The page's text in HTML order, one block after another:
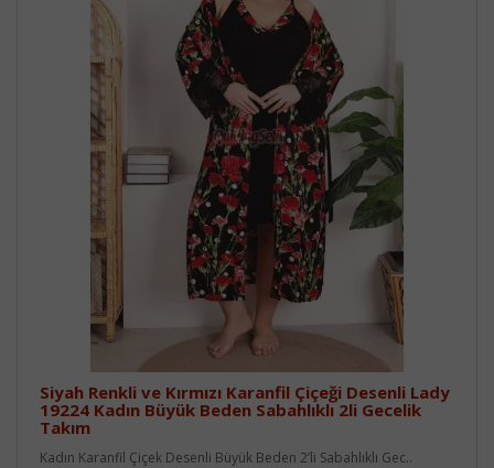
Siyah Renkli ve Kırmızı Karanfil Çiçeği Desenli Lady
19224 Kadın Büyük Beden Sabahlıklı 2li Gecelik
Takım
Kadın Karanfil Çiçek Desenli Büyük Beden 2’li Sabahlıklı Gec..